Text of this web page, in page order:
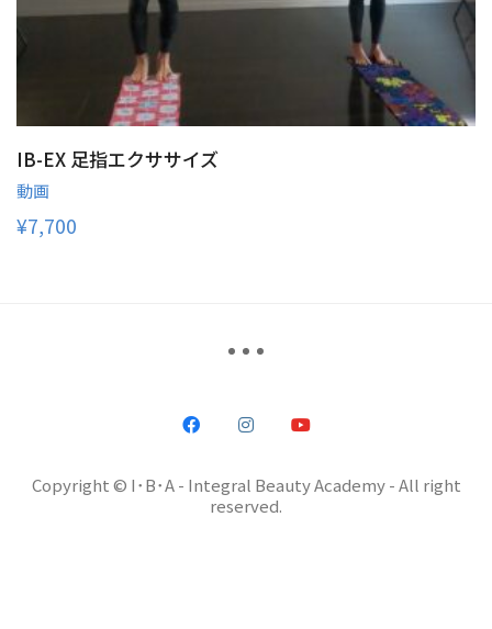
IB-EX 足指エクササイズ
動画
¥7,700
Copyright © I･B･A - Integral Beauty Academy - All right
reserved.